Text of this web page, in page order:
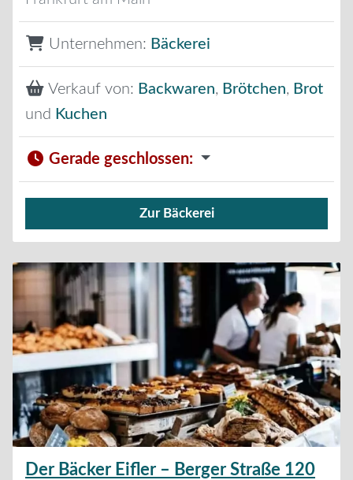
Unternehmen: Bäckerei
Verkauf von: Backwaren, Brötchen, Brot
und Kuchen
Gerade geschlossen:
Verkauf von Brötchen,
Zur Bäckerei
Der Bäcker Eifler – Berger Straße 120